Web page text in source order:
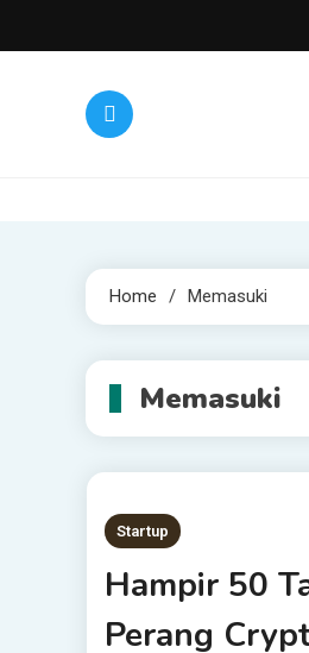
to
Home Memasuki
Memasuki
Startup
Hampir 50
Perang